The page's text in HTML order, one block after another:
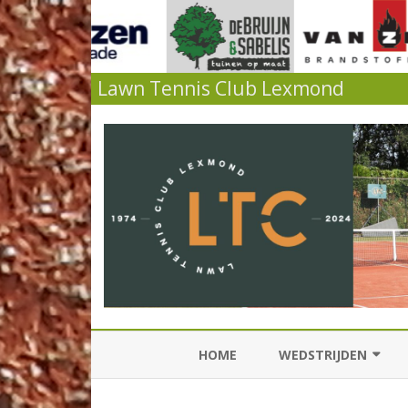
Lawn Tennis Club Lexmond
HOME WEDSTRIJDEN